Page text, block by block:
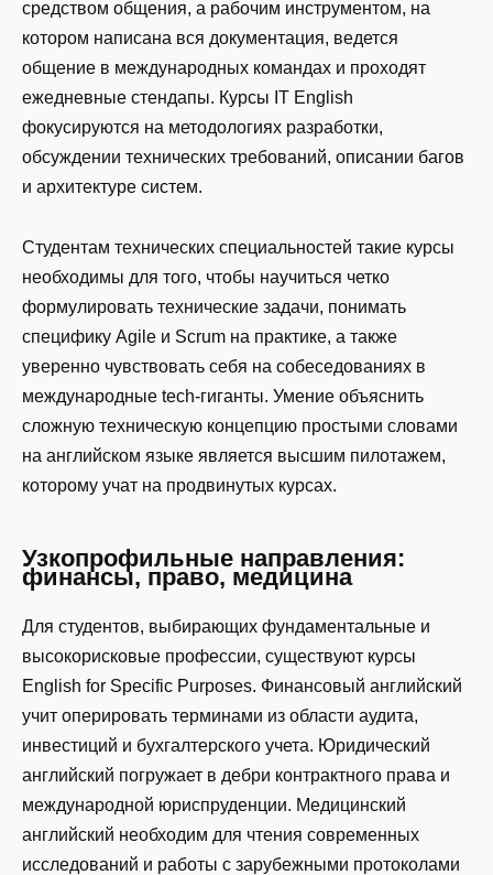
средством общения, а рабочим инструментом, на
котором написана вся документация, ведется
общение в международных командах и проходят
ежедневные стендапы. Курсы IT English
фокусируются на методологиях разработки,
обсуждении технических требований, описании багов
и архитектуре систем.
Студентам технических специальностей такие курсы
необходимы для того, чтобы научиться четко
формулировать технические задачи, понимать
специфику Agile и Scrum на практике, а также
уверенно чувствовать себя на собеседованиях в
международные tech-гиганты. Умение объяснить
сложную техническую концепцию простыми словами
на английском языке является высшим пилотажем,
которому учат на продвинутых курсах.
Узкопрофильные направления:
финансы, право, медицина
Для студентов, выбирающих фундаментальные и
высокорисковые профессии, существуют курсы
English for Specific Purposes. Финансовый английский
учит оперировать терминами из области аудита,
инвестиций и бухгалтерского учета. Юридический
английский погружает в дебри контрактного права и
международной юриспруденции. Медицинский
английский необходим для чтения современных
исследований и работы с зарубежными протоколами